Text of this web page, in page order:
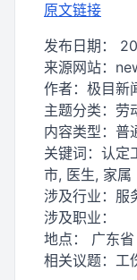
原文链接
发布日期：
来源网站：
作者： 极目新
主题分类： 劳
内容类型： 普
关键词： 认定
市, 医生, 家属
涉及行业： 服
涉及职业：
地点： 广东省
相关议题： 工